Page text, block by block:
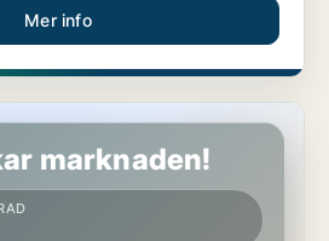
Mer info
marknaden!